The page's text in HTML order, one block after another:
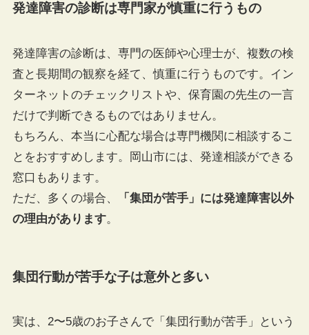
発達障害の診断は専門家が慎重に行うもの
発達障害の診断は、専門の医師や心理士が、複数の検
査と長期間の観察を経て、慎重に行うものです。イン
ターネットのチェックリストや、保育園の先生の一言
だけで判断できるものではありません。
もちろん、本当に心配な場合は専門機関に相談するこ
とをおすすめします。岡山市には、発達相談ができる
窓口もあります。
ただ、多くの場合、
「集団が苦手」には発達障害以外
の理由があります。
集団行動が苦手な子は意外と多い
実は、2〜5歳のお子さんで「集団行動が苦手」という